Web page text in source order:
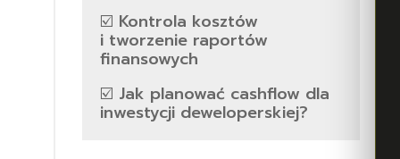
☑️ Kontrola kosztów
i tworzenie raportów
finansowych
☑️ Jak planować cashflow dla
inwestycji deweloperskiej?